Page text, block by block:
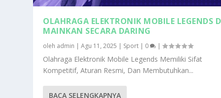
OLAHRAGA ELEKTRONIK MOBILE LEGENDS
MAINKAN SECARA DARING
oleh admin |Agu 11, 2025 | Sport | 0 |
Olahraga Elektronik Mobile Legends Memiliki Sifat
Kompetitif, Aturan Resmi, Dan Membutuhkan...
BACA SELENGKAPNYA